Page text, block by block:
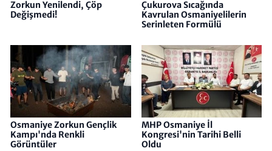
Zorkun Yenilendi, Çöp
Değişmedi!
Çukurova Sıcağında
Kavrulan Osmaniyelilerin
Serinleten Formülü
Osmaniye Zorkun Gençlik
Kampı'nda Renkli
Görüntüler
MHP Osmaniye İl
Kongresi'nin Tarihi Belli
Oldu